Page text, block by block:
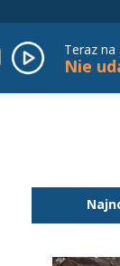
Teraz na